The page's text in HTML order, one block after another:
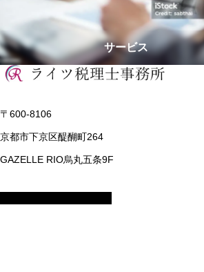
サービス
〒600-8106
京都市下京区醍醐町264
GAZELLE RIO烏丸五条9F